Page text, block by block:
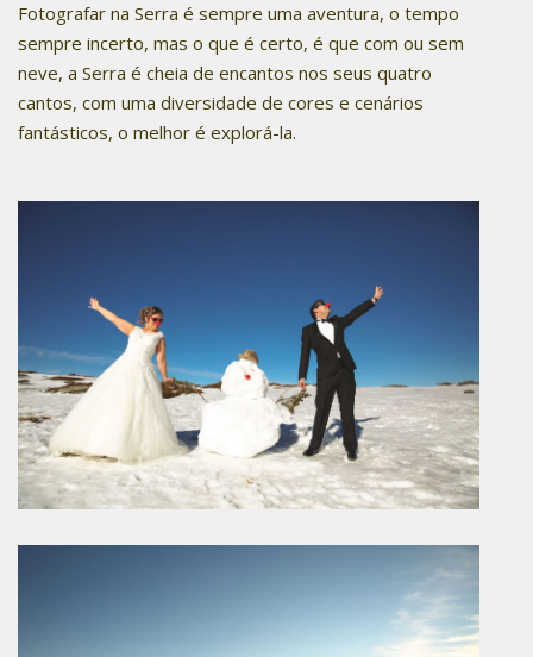
Fotografar na Serra é sempre uma aventura, o tempo
sempre incerto, mas o que é certo, é que com ou sem
neve, a Serra é cheia de encantos nos seus quatro
cantos, com uma diversidade de cores e cenários
fantásticos, o melhor é explorá-la.